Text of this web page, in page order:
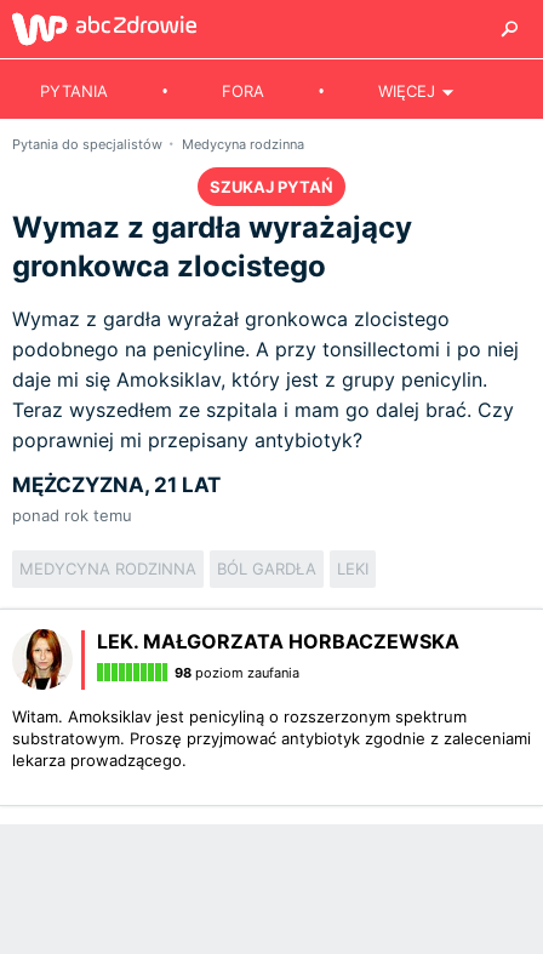
PYTANIA FORA WIĘCEJ
Pytania do specjalistów Medycyna rodzinna
SZUKAJ PYTAŃ
Wymaz z gardła wyrażający
gronkowca zlocistego
Wymaz z gardła wyrażał gronkowca zlocistego
podobnego na penicyline. A przy tonsillectomi i po niej
daje mi się Amoksiklav, który jest z grupy penicylin.
Teraz wyszedłem ze szpitala i mam go dalej brać. Czy
poprawniej mi przepisany antybiotyk?
MĘŻCZYZNA, 21 LAT
ponad rok temu
MEDYCYNA RODZINNA BÓL GARDŁA LEKI
LEK. MAŁGORZATA HORBACZEWSKA
98 poziom zaufania
Witam. Amoksiklav jest penicyliną o rozszerzonym spektrum
substratowym. Proszę przyjmować antybiotyk zgodnie z zaleceniami
lekarza prowadzącego.